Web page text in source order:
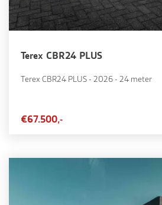
Terex CBR24 PLUS
Terex CBR24 PLUS - 2026 - 24 meter
€67.500,-